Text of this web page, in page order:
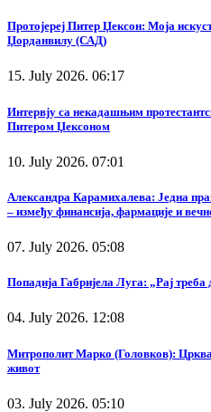
Протојереј Питер Џексон: Моја
Џорданвилу (САД)
15. July 2026. 06:17
Интервју са некадашњим
Питером Џексоном
10. July 2026. 07:01
Александра Карамихалева: Једна
– између финансија, фармације и
07. July 2026. 05:08
Попадија Габријела Луга: „Рај треба
04. July 2026. 12:08
Митрополит Марко (Головков): Црква
живот
03. July 2026. 05:10